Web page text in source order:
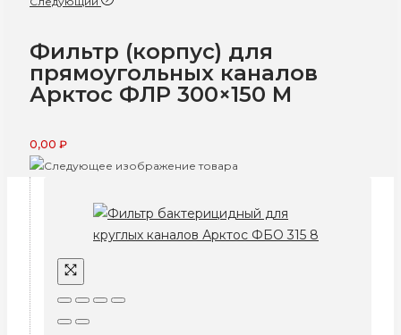
Фильтр (корпус) для
прямоугольныx каналов
Арктос ФЛР 300×150 М
0,00 ₽